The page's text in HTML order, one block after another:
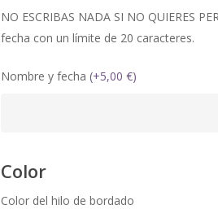
NO ESCRIBAS NADA SI NO QUIERES
fecha con un límite de 20 caracteres.
Nombre y fecha (+5,00 €)
Color
Color del hilo de bordado